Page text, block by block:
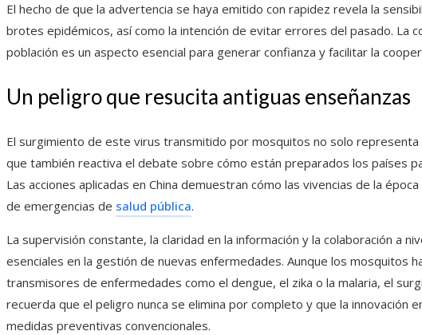
El hecho de que la advertencia se haya emitido con rapidez revela la
brotes epidémicos, así como la intención de evitar errores del pasado. La
población es un aspecto esencial para generar confianza y facilitar la
Un peligro que resucita antiguas enseñanzas
El surgimiento de este virus transmitido por mosquitos no solo
que también reactiva el debate sobre cómo están preparados los países
Las acciones aplicadas en China demuestran cómo las vivencias de la
de emergencias de salud pública.
La supervisión constante, la claridad en la información y la colaboración a
esenciales en la gestión de nuevas enfermedades. Aunque los mosquitos
transmisores de enfermedades como el dengue, el zika o la malaria, el
recuerda que el peligro nunca se elimina por completo y que la innovación
medidas preventivas convencionales.